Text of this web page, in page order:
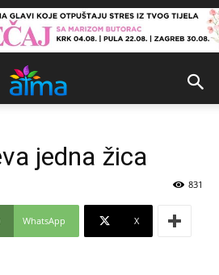
jedna žica
831
WhatsApp X